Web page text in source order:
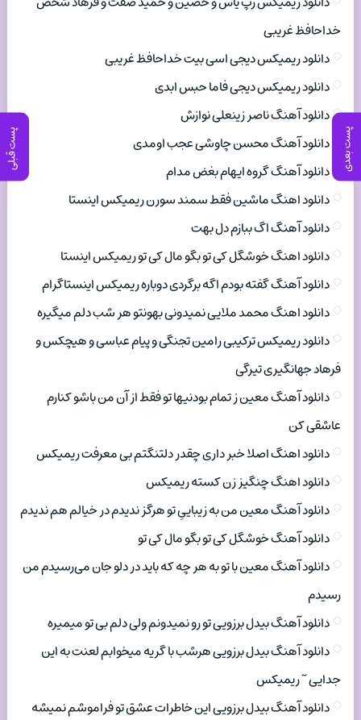
پست بعدی پست قبلی
خداحافظ غریبی
دانلود ریمیکس دیجی اسی بیت خداحافظ غریبی
دانلود ریمیکس دیجی فاما حبس ابدی
دانلود آهنگ ناصر زینعلی نوازش
دانلود آهنگ محسن چاوشی عجب اومدی
دانلود آهنگ گروه ایهام بغض مدام
دانلود اهنگ ماشین فقط سمند سورن ریمیکس اینستا
دانلود آهنگ اگ ببازم دل بهت
دانلود اهنگ خوشگل کی تو بگو مال کی تو ریمیکس اینستا
دانلود آهنگ گفته بودم اگه برگردی دوباره ریمیکس اینستاگرام
دانلود اهنگ محمد ملایی نمیدونی بهونتو هر شب دلم میگیره
دانلود ریمیکس ترکیبی رامین تجنگی و پیام عباسی و هیچکس و
فرهاد جهانگیری تیرگی
دانلود آهنگ معین ز تمام بودنیها تو فقط از آن من باشو کنارم
عاشقی کن
دانلود اهنگ اصلا خبر داری چقدر دلتنگتم بی معرفت ریمیکس
دانلود اهنگ چنگیز زن کسته ریمیکس
دانلود آهنگ معین من به زیباییِ تو هرگز ندیدم در خیالم هم ندیدم
دانلود آهنگ خوشگل کی تو بگو مال کی تو
دانلود آهنگ معین با تو به هر چه که باید در دلو جان می‌رسیدم من
رسیدم
دانلود آهنگ بیدل برزویی تو رو نمیدونم ولی دلم بی تو میمیره
دانلود آهنگ بیدل برزویی هرشب با گریه میخوابم لعنت به این
جدایی ~ ریمیکس
دانلود آهنگ بیدل برزویی این خاطرات عشق تو فراموشم نمیشه